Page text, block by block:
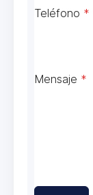
Teléfono *
Mensaje *